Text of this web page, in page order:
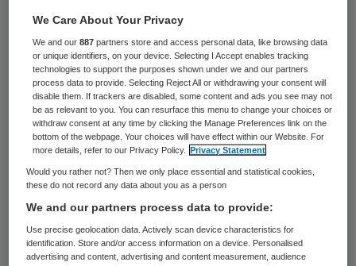
out worden vaak niet goed behandeld. Op
den duur kan dit de economische groei
beïnvloeden, aldus Arbo Unie. De arbodienst
pleit voor een meer doeltreffende aanpak
die oorzaken van stress voorkomt en
verhelpt.
De alarmerende cijfers van Arbo Unie liegen
er niet om: 20-25 procent de jongeren
ervaart stress- en burn out klachten, een
kwart van werknemers in de zorg kampt
We Care About Your Privacy
We and our887 partners store and access personal data, like browsing data
or unique identifiers, on your device. Selecting I Accept enables tracking
technologies to support the purposes shown under we and our partners
process data to provide. Selecting Reject All or withdrawing your consent will
disable them. If trackers are disabled, some content and ads you see may not
be as relevant to you. You can resurface this menu to change your choices or
withdraw consent at any time by clicking the Manage Preferences link on the
bottom of the webpage. Your choices will have effect within our Website. For
more details, refer to our Privacy Policy.
Privacy Statement
Would you rather not? Then we only place essential and statistical cookies,
these do not record any data about you as a person
We and our partners process data to provide:
Use precise geolocation data. Actively scan device characteristics for
identification. Store and/or access information on a device. Personalised
advertising and content, advertising and content measurement, audience